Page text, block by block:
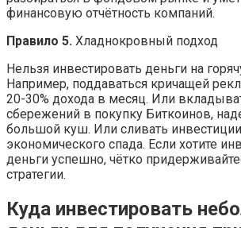
финансовую отчётность компаний.
Правило 5. Хладнокровный подход
Нельзя инвестировать деньги на
Например, поддаваться кричащей
20-30% дохода в месяц. Или
сбережений в покупку Биткоинов,
большой куш. Или сливать
экономического спада. Если хотите
деньги успешно, чётко
стратегии.
Куда инвестировать